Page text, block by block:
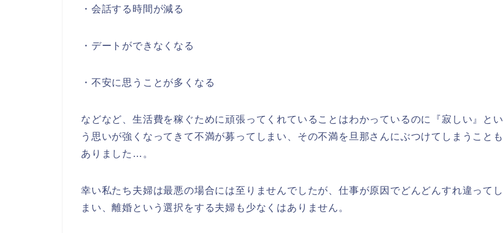
・会話する時間が減る
・デートができなくなる
・不安に思うことが多くなる
などなど、生活費を稼ぐために頑張ってくれていることはわかっているのに『寂しい』とい
う思いが強くなってきて不満が募ってしまい、その不満を旦那さんにぶつけてしまうことも
ありました…。
幸い私たち夫婦は最悪の場合には至りませんでしたが、仕事が原因でどんどんすれ違ってし
まい、離婚という選択をする夫婦も少なくはありません。